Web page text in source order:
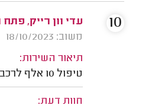
עדי וון רייק, פתח
משוב: 18/10/2023
תיאור השירות:
טיפול 10 אלף לרכב, החלפת ברקסים וצלחות.
חוות דעת:
10